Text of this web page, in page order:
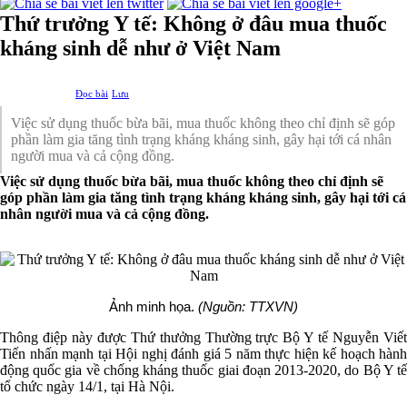
Thứ trưởng Y tế: Không ở đâu mua thuốc
kháng sinh dễ như ở Việt Nam
Đọc bài Lưu
Việc sử dụng thuốc bừa bãi, mua thuốc không theo chỉ định sẽ góp
phần làm gia tăng tình trạng kháng kháng sinh, gây hại tới cá nhân
người mua và cả cộng đồng.
Việc sử dụng thuốc bừa bãi, mua thuốc không theo chỉ định sẽ
góp phần làm gia tăng tình trạng kháng kháng sinh, gây hại tới cá
nhân người mua và cả cộng đồng.
Ảnh minh họa. (Nguồn: TTXVN)
Thông điệp này được Thứ thưởng Thường trực Bộ Y tế Nguyễn Viết
Tiến nhấn mạnh tại Hội nghị đánh giá 5 năm thực hiện kế hoạch hành
động quốc gia về chống kháng thuốc giai đoạn 2013-2020, do Bộ Y tế
tổ chức ngày 14/1, tại Hà Nội.